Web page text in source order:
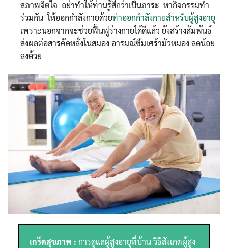
สภาพจิตใจ อย่าทำให้ท่านรู้สึกว่าเป็นภาระ หากิจกรรมทำ
ร่วมกัน ให้ออกกำลังกายด้วยท่าออกกำลังกายสำหรับผู้สูงอายุ
เพราะนอกจากจะช่วยฟื้นฟูร่างกายได้ดีแล้ว ยังสร้างสัมพันธ์
ส่งผลต่อสารคัดหลั่งในสมอง อารมณ์ซึมเศร้ามัวหมอง ลดน้อย
ลงด้วย
เกร็ดสุขภาพ : การดูแลผู้สูงอายุที่บ้าน วิธีสังเกตผู้สูง